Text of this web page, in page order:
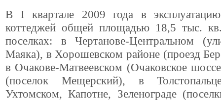
В I квартале 2009 года в
коттеджей общей площадью 18,5 тыс.
поселках: в Чертанове-Центральном
Маяка), в Хорошевском районе (проезд
в Очакове-Матвеевском (Очаковское
(поселок Мещерский), в
Ухтомском, Капотне, Зеленограде